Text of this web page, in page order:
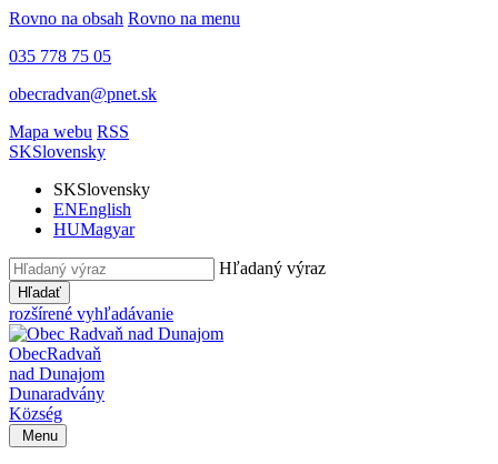
Rovno na obsah Rovno na menu
035 778 75 05
obecradvan@pnet.sk
Mapa webu RSS
SKSlovensky
SKSlovensky
ENEnglish
HUMagyar
Hľadaný výraz
Hľadať
rozšírené vyhľadávanie
ObecRadvaň
nad Dunajom
Dunaradvány
Község
Menu